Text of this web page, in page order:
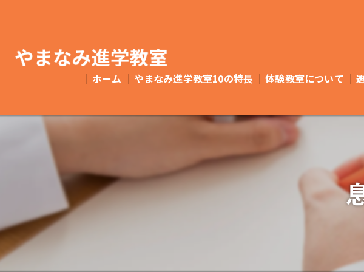
ホーム やまなみ進学教室10の特⻑ 体験教室について